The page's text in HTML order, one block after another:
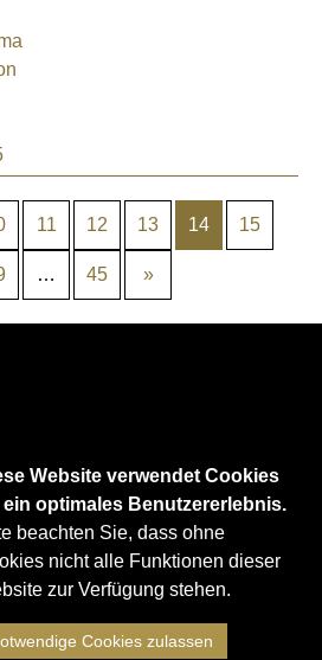
11 12 13 14 15
… 45 »
bern.ch
Website verwendet Cookies
optimales Benutzererlebnis.
beachten Sie, dass ohne
nicht alle Funktionen dieser
zur Verfügung stehen.
Cookies zulassen